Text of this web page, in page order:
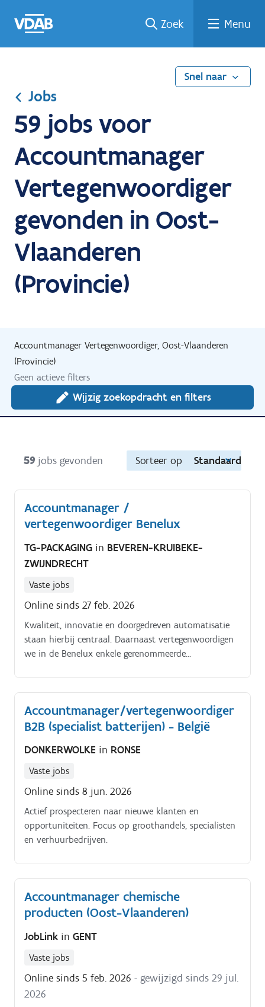
naar
een
een
job
naar
Zoek Menu
Snel naar
Jobs
59 jobs voor
Accountmanager
Vertegenwoordiger
gevonden in Oost-
Vlaanderen
(Provincie)
Accountmanager Vertegenwoordiger, Oost-Vlaanderen
(Provincie)
Geen actieve filters
Wijzig zoekopdracht en filters
59 jobs gevonden Sorteer op Standaard
Accountmanager /
vertegenwoordiger Benelux
TG-PACKAGING in BEVEREN-KRUIBEKE-
ZWIJNDRECHT
Vaste jobs
Online sinds 27 feb. 2026
Kwaliteit, innovatie en doorgedreven automatisatie
staan hierbij centraal. Daarnaast vertegenwoordigen
we in de Benelux enkele gerenommeerde
Rotzinger.
Accountmanager/vertegenwoordiger
B2B (specialist batterijen) - België
DONKERWOLKE in RONSE
Vaste jobs
Online sinds 8 jun. 2026
Actief prospecteren naar nieuwe klanten en
opportuniteiten. Focus op groothandels, specialisten
en verhuurbedrijven.
Accountmanager chemische
producten (Oost-Vlaanderen)
JobLink in GENT
Vaste jobs
Online sinds 5 feb. 2026 - gewijzigd sinds 29 jul.
2026